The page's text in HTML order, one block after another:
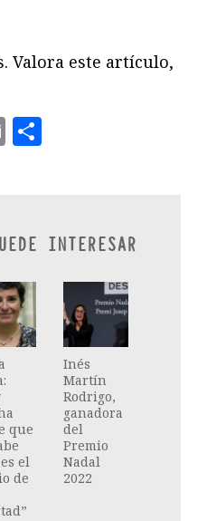
Valora este artículo,
Email
INTERESAR
que
el
de
Inés
Martín
Rodrigo,
ganadora
del
Premio
Nadal
2022